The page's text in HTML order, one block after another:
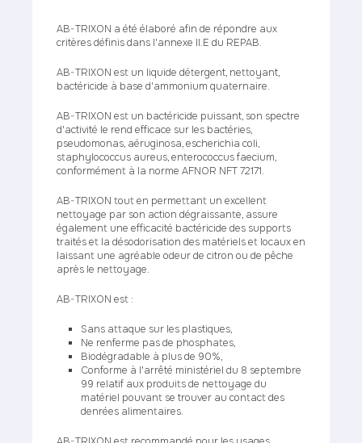
AB-TRIXON a été élaboré afin de répondre aux
critères définis dans l'annexe II.E du REPAB.
AB-TRIXON est un liquide détergent, nettoyant,
bactéricide à base d'ammonium quaternaire.
AB-TRIXON est un bactéricide puissant, son spectre
d'activité le rend efficace sur les bactéries,
pseudomonas, aéruginosa, escherichia coli,
staphylococcus aureus, enterococcus faecium,
conformément à la norme AFNOR NFT 72171.
AB-TRIXON tout en permettant un excellent
nettoyage par son action dégraissante, assure
également une efficacité bactéricide des supports
traités et la désodorisation des matériels et locaux en
laissant une agréable odeur de citron ou de pêche
après le nettoyage.
AB-TRIXON est :
Sans attaque sur les plastiques,
Ne renferme pas de phosphates,
Biodégradable à plus de 90%,
Conforme à l'arrêté ministériel du 8 septembre
99 relatif aux produits de nettoyage du
matériel pouvant se trouver au contact des
denrées alimentaires.